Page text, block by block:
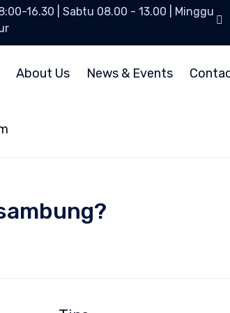
16.30 | Sabtu 08.00 - 13.00 | Minggu
About Us News & Events